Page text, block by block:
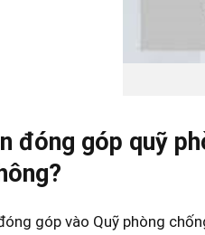
đóng góp quỹ
góp vào Quỹ phòng